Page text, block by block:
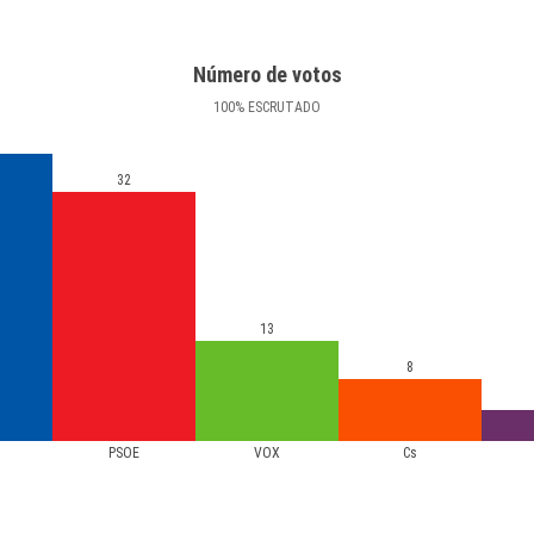
Número de votos
100% ESCRUTADO
PSOE VOX Cs
32
13
8